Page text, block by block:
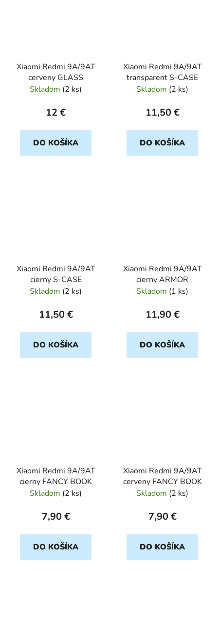
Xiaomi Redmi 9A/9AT
cerveny GLASS
Skladom (2 ks)
12 €
DO KOŠÍKA
Xiaomi Redmi 9A/9AT
transparent S-CASE
Skladom (2 ks)
11,50 €
DO KOŠÍKA
Xiaomi Redmi 9A/9AT
cierny S-CASE
Skladom (2 ks)
11,50 €
DO KOŠÍKA
Xiaomi Redmi 9A/9AT
cierny ARMOR
Skladom (1 ks)
11,90 €
DO KOŠÍKA
Xiaomi Redmi 9A/9AT
cierny FANCY BOOK
Skladom (2 ks)
7,90 €
DO KOŠÍKA
Xiaomi Redmi 9A/9AT
cerveny FANCY BOOK
Skladom (2 ks)
7,90 €
DO KOŠÍKA